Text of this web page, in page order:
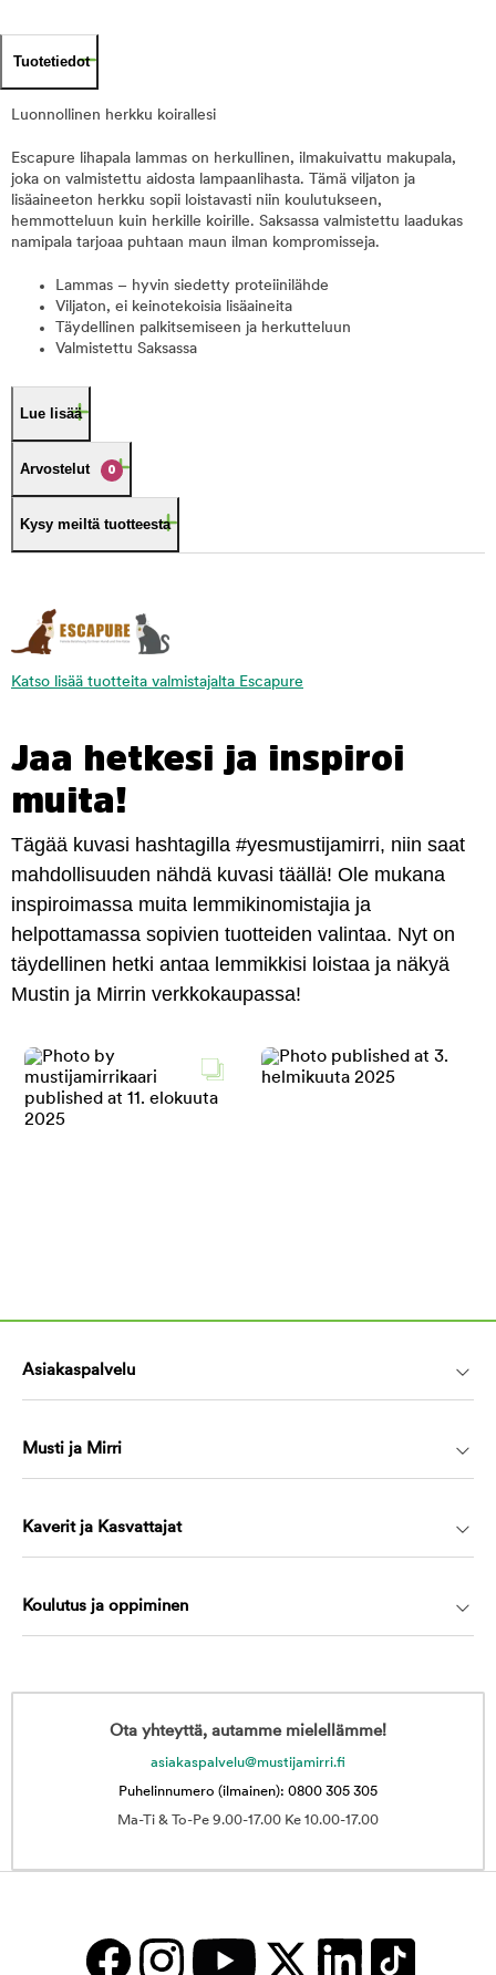
Tuotetiedot
Luonnollinen herkku koirallesi
Escapure lihapala lammas on herkullinen, ilmakuivattu makupala,
joka on valmistettu aidosta lampaanlihasta. Tämä viljaton ja
lisäaineeton herkku sopii loistavasti niin koulutukseen,
hemmotteluun kuin herkille koirille. Saksassa valmistettu laadukas
namipala tarjoaa puhtaan maun ilman kompromisseja.
Lammas – hyvin siedetty proteiinilähde
Viljaton, ei keinotekoisia lisäaineita
Täydellinen palkitsemiseen ja herkutteluun
Valmistettu Saksassa
Lue lisää
Arvostelut 0
Kysy meiltä tuotteesta
Katso lisää tuotteita valmistajalta Escapure
Jaa hetkesi ja inspiroi
muita!
Tägää kuvasi hashtagilla #yesmustijamirri, niin saat
mahdollisuuden nähdä kuvasi täällä! Ole mukana
inspiroimassa muita lemmikinomistajia ja
helpottamassa sopivien tuotteiden valintaa. Nyt on
täydellinen hetki antaa lemmikkisi loistaa ja näkyä
Mustin ja Mirrin verkkokaupassa!
Asiakaspalvelu
Musti ja Mirri
Kaverit ja Kasvattajat
Koulutus ja oppiminen
Ota yhteyttä, autamme mielellämme!
asiakaspalvelu@mustijamirri.fi
Puhelinnumero (ilmainen): 0800 305 305
Ma-Ti & To-Pe 9.00-17.00 Ke 10.00-17.00